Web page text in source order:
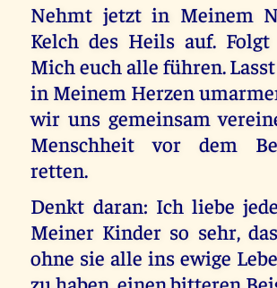
Nehmt jetzt in Meinem
Kelch des Heils auf.
Mich euch alle führen.
in Meinem Herzen
wir uns gemeinsam
Menschheit vor dem
retten.
Denkt daran: Ich liebe
Meiner Kinder so sehr,
ohne sie alle ins ewige